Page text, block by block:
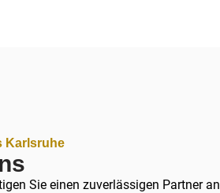
Karlsruhe
Sie einen zuverlässigen Partner an